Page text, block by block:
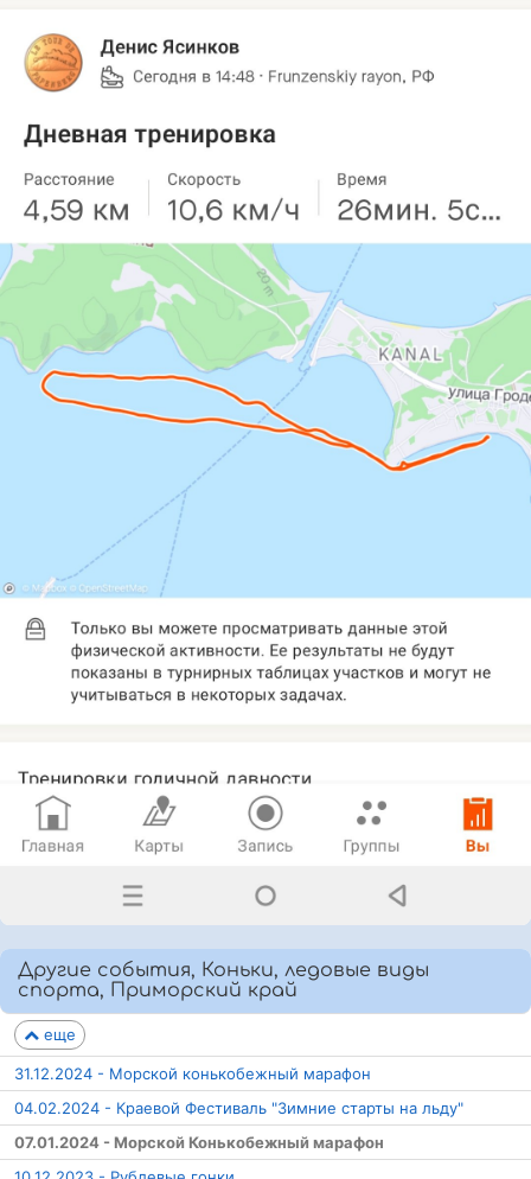
Другие события, Коньки, ледовые виды
спорта, Приморский край
еще
31.12.2024 - Морской конькобежный марафон
04.02.2024 - Краевой Фестиваль "Зимние старты на льду"
07.01.2024 - Морской Конькобежный марафон